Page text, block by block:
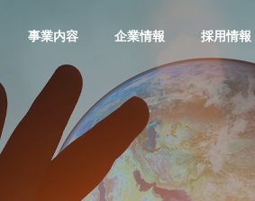
事業内容 企業情報 採用情報